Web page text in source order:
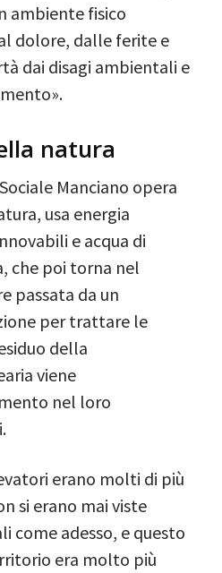
ambiente fisico
dolore, dalle ferite e
dai disagi ambientali e
natura
Manciano opera
usa energia
e acqua di
che poi torna nel
passata da un
per trattare le
della
viene
nel loro
erano molti di più
si erano mai viste
come adesso, e questo
era molto più